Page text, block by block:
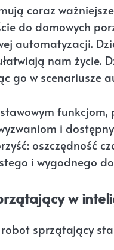
coraz
do domowych
automatyzacji.
nam życie.
go w scenariusze
i
oszczędność
i wygodnego
w
sprzątający